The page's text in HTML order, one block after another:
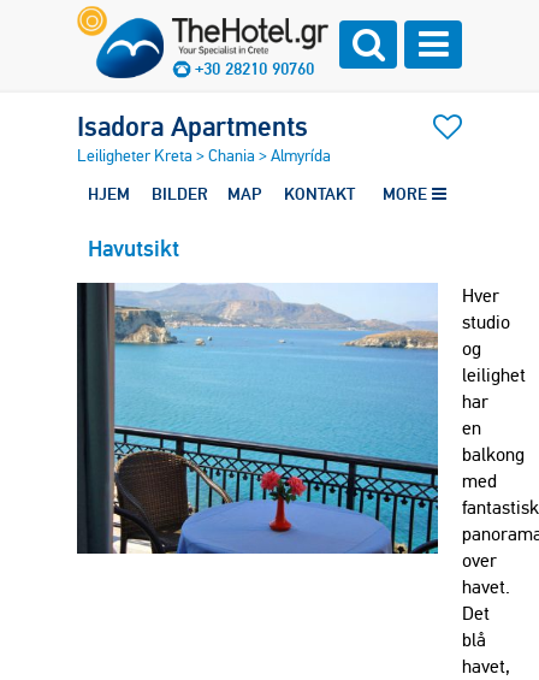
+30 28210 90760
Isadora Apartments
Leiligheter Kreta >Chania >Almyrída
HJEM BILDER MAP KONTAKT MORE
Havutsikt
Hver
studio
og
leilighet
har
en
balkong
med
fantastisk
over
havet.
Det
blå
havet,